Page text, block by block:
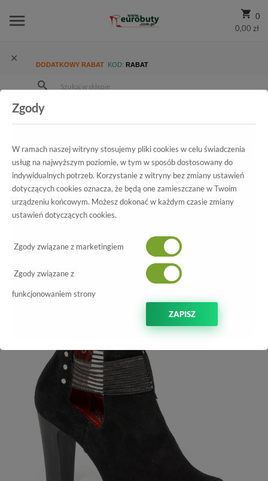
0
0,00 zł
DODATKOWY RABAT KOD: RABAT
Kolekcja damska
Botki
Wszystkie produkty
1619Z Czarny
Zgody
W ramach naszej witryny stosujemy pliki cookies w celu świadczenia
usług na najwyższym poziomie, w tym w sposób dostosowany do
indywidualnych potrzeb. Korzystanie z witryny bez zmiany ustawień
dotyczących cookies oznacza, że będą one zamieszczane w Twoim
urządzeniu końcowym. Możesz dokonać w każdym czasie zmiany
ustawień dotyczących cookies.
Zgody związane z marketingiem
Zgody związane z
funkcjonowaniem strony
ZAPISZ